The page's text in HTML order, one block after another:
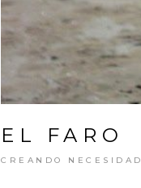
EL FARO
CREANDO